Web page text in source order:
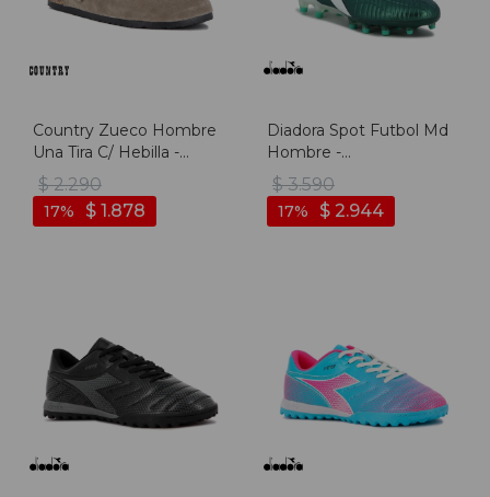
Country Zueco Hombre
Una Tira C/ Hebilla -
Taupe - Taupe
$ 2.290
$ 1.878
17
Diadora Spot Futbol Md
Hombre -
Aguamarina/blanco -
Aguamarina-blanco
$ 3.590
$ 2.944
17